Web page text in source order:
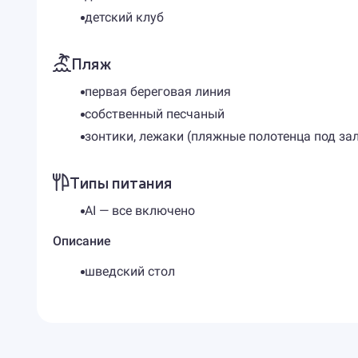
детский клуб
Пляж
первая береговая линия
собственный песчаный
зонтики, лежаки (пляжные полотенца под
Типы питания
AI — все включено
Описание
шведский стол